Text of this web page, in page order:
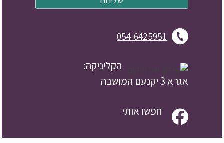
054-6425951
הקליניקה:
אגרא 3 יקנעם המושבה
חפשו אותי